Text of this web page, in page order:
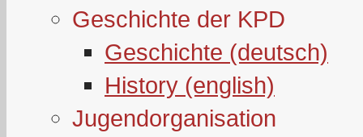
Geschichte der KPD
Geschichte (deutsch)
History (english)
Jugendorganisation